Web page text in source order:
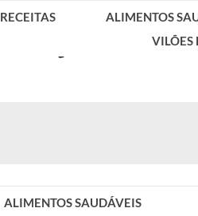
ALIMENTOS SAUDÁVEIS
RECEITAS
ALIMENTOS
VILÕES